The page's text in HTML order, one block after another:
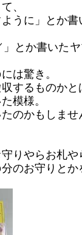
、
ように」とか
」とか書いた
は驚き。
するものか
模様。
たのかもしま
りやらお札
のお守りと